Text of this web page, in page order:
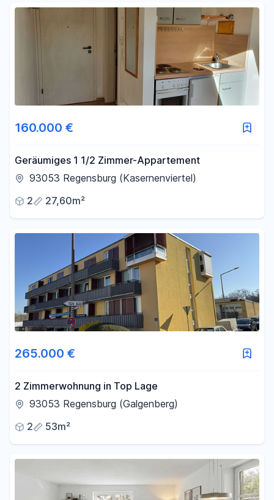
160.000 €
Geräumiges 1 1/2 Zimmer-Appartement
93053 Regensburg (Kasernenviertel)
2
27,60m²
265.000 €
2 Zimmerwohnung in Top Lage
93053 Regensburg (Galgenberg)
2
53m²